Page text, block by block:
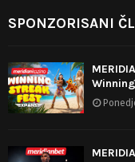
SPONZORISANI